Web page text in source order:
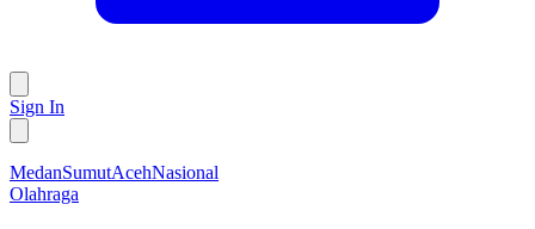
Sign In
MedanSumutAcehNasional
Olahraga